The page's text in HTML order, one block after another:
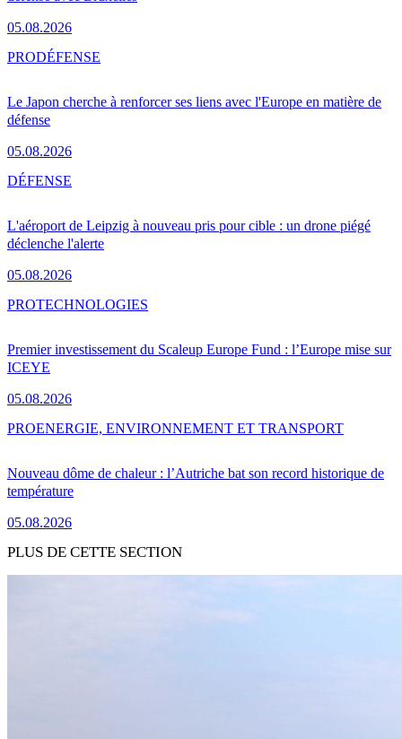
05.08.2026
Le Japon cherche à renforcer ses liens avec l'Europe en matière de
défense
05.08.2026
PRODÉFENSE
L'aéroport de Leipzig à nouveau pris pour cible : un drone piégé
déclenche l'alerte
05.08.2026
DÉFENSE
Premier investissement du Scaleup Europe Fund : l’Europe mise sur
ICEYE
05.08.2026
PROTECHNOLOGIES
Nouveau dôme de chaleur : l’Autriche bat son record historique de
température
05.08.2026
PROENERGIE, ENVIRONNEMENT ET TRANSPORT
PLUS DE CETTE SECTION